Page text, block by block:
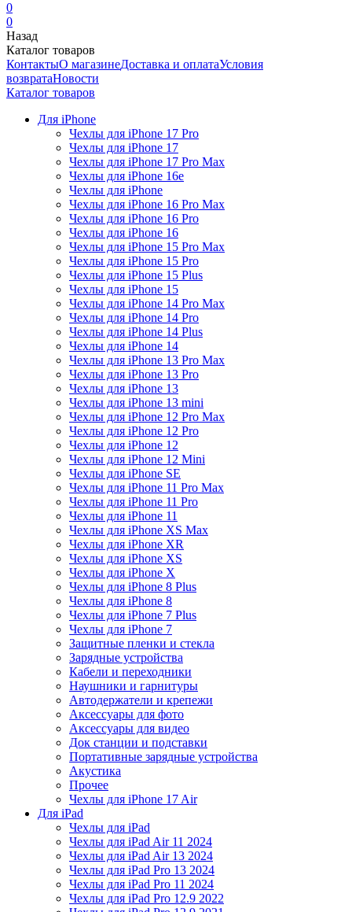
0
0
Назад
Каталог товаров
КонтактыО магазинеДоставка и оплатаУсловия
возвратаНовости
Каталог товаров
Для iPhone
Чехлы для iPhone 17 Pro
Чехлы для iPhone 17
Чехлы для iPhone 17 Pro Max
Чехлы для iPhone 16e
Чехлы для iPhone
Чехлы для iPhone 16 Pro Max
Чехлы для iPhone 16 Pro
Чехлы для iPhone 16
Чехлы для iPhone 15 Pro Max
Чехлы для iPhone 15 Pro
Чехлы для iPhone 15 Plus
Чехлы для iPhone 15
Чехлы для iPhone 14 Pro Max
Чехлы для iPhone 14 Pro
Чехлы для iPhone 14 Plus
Чехлы для iPhone 14
Чехлы для iPhone 13 Pro Max
Чехлы для iPhone 13 Pro
Чехлы для iPhone 13
Чехлы для iPhone 13 mini
Чехлы для iPhone 12 Pro Max
Чехлы для iPhone 12 Pro
Чехлы для iPhone 12
Чехлы для iPhone 12 Mini
Чехлы для iPhone SE
Чехлы для iPhone 11 Pro Max
Чехлы для iPhone 11 Pro
Чехлы для iPhone 11
Чехлы для iPhone XS Max
Чехлы для iPhone XR
Чехлы для iPhone XS
Чехлы для iPhone X
Чехлы для iPhone 8 Plus
Чехлы для iPhone 8
Чехлы для iPhone 7 Plus
Чехлы для iPhone 7
Защитные пленки и стекла
Зарядные устройства
Кабели и переходники
Наушники и гарнитуры
Автодержатели и крепежи
Аксессуары для фото
Аксессуары для видео
Док станции и подставки
Портативные зарядные устройства
Акустика
Прочее
Чехлы для iPhone 17 Air
Для iPad
Чехлы для iPad
Чехлы для iPad Air 11 2024
Чехлы для iPad Air 13 2024
Чехлы для iPad Pro 13 2024
Чехлы для iPad Pro 11 2024
Чехлы для iPad Pro 12.9 2022